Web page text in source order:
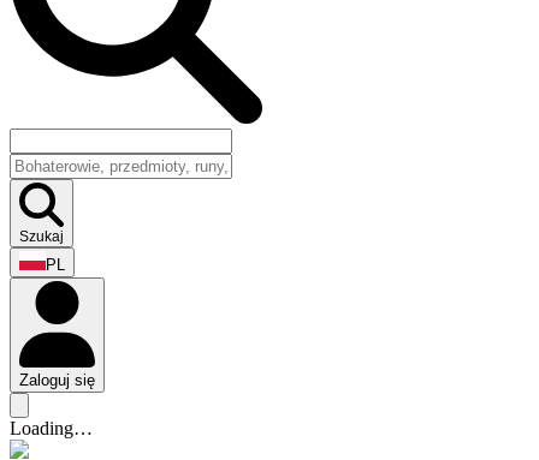
Szukaj
PL
Zaloguj się
Loading…